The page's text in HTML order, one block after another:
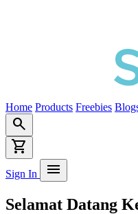
Home Products Freebies
search
shopping_cart
Sign In menu
Selamat Datang